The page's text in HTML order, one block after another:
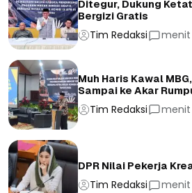
Ditegur, Dukung
Bergizi Gratis
Tim Redaksi menit
Muh Haris Kawal
Sampai ke Akar
Tim Redaksi menit
DPR Nilai Pekerja
Tim Redaksi menit